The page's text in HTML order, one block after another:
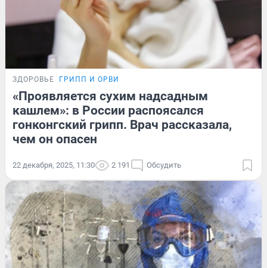
ЗДОРОВЬЕ ГРИПП И ОРВИ
«Проявляется сухим надсадным
кашлем»: в России распоясался
гонконгский грипп. Врач рассказала,
чем он опасен
22 декабря, 2025, 11:30 2 191 Обсудить